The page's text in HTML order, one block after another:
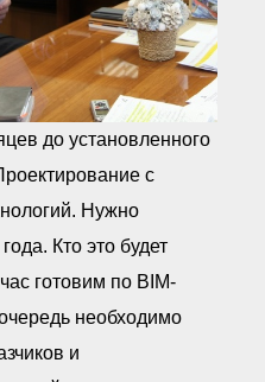
до установленного
с
Нужно
Кто это будет
готовим по BIM-
необходимо
и